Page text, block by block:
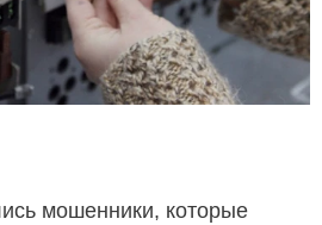
мошенники, которые